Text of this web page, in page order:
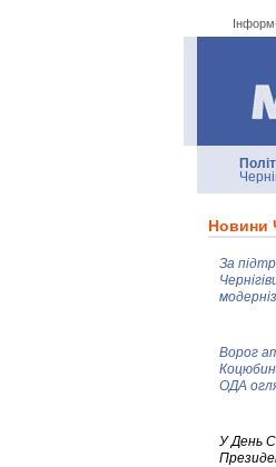
Новини
За
Ворог
ОДА
У День